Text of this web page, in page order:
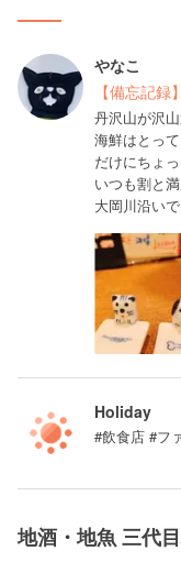
やなこ
【備忘記録
丹沢山が沢山
海鮮はとっ
だけにちょっ
いつも割と満
大岡川沿い
Holiday
#飲食店 #フ
地酒・地魚 三代